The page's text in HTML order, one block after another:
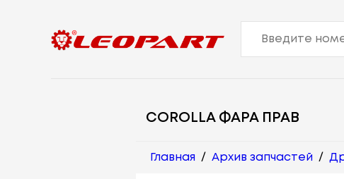
COROLLA ФАРА ПРАВ
Главная / Архив запчастей /